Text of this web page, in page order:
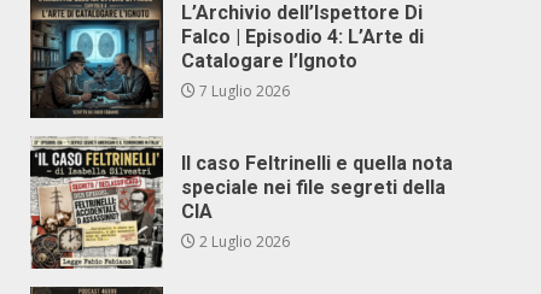
L’Archivio dell’Ispettore Di
Falco | Episodio 4: L’Arte di
Catalogare l’Ignoto
7 Luglio 2026
Il caso Feltrinelli e quella nota
speciale nei file segreti della
CIA
2 Luglio 2026